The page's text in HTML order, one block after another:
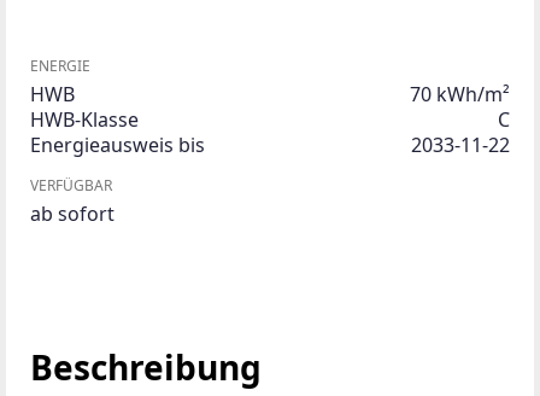
ENERGIE
HWB
70 kWh/m²
HWB-Klasse
C
Energieausweis bis
2033-11-22
VERFÜGBAR
ab sofort
Beschreibung